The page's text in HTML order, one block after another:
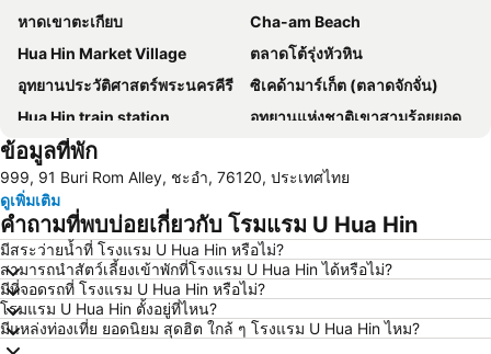
หาดเขาตะเกียบ
Cha-am Beach
Hua Hin Market Village
ตลาดโต้รุ่งหัวหิน
อุทยานประวัติศาสตร์พระนครคีรี
ซิเคด้ามาร์เก็ต (ตลาดจักจั่น)
Hua Hin train station
อุทยานแห่งชาติเขาสามร้อยยอด
สนามบินหัวหิน
Suan Son Pradipat Beach
ซานโตรีนีพาร์ค ชะอำ
เขาวัง อุทยานประวัติศาสตร์พระนครศรีอยุธยา
Premium Outlet Cha-am
ไร่องุ่นหัวหินฮิลล์วินยาร์ด
ข้อมูลที่พัก
999, 91 Buri Rom Alley, ชะอำ, 76120, ประเทศไทย
ดูเพิ่มเติม
คำถามที่พบบ่อยเกี่ยวกับ โรมแรม U Hua Hin
มีสระว่ายน้ำที่ โรงแรม U Hua Hin หรือไม่?
สามารถนำสัตว์เลี้ยงเข้าพักที่โรงแรม U Hua Hin ได้หรือไม่?
มีที่จอดรถที่ โรงแรม U Hua Hin หรือไม่?
โรมแรม U Hua Hin ตั้งอยู่ที่ไหน?
มีแหล่งท่องเที่ย ยอดนิยม สุดฮิต ใกล้ ๆ โรงแรม U Hua Hin ไหม?